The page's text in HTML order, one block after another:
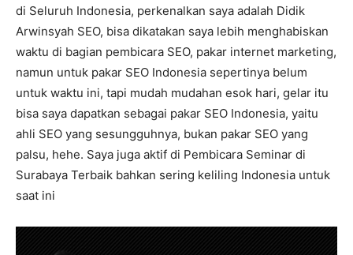
di Seluruh Indonesia, perkenalkan saya adalah Didik
Arwinsyah SEO, bisa dikatakan saya lebih menghabiskan
waktu di bagian pembicara SEO, pakar internet marketing,
namun untuk pakar SEO Indonesia sepertinya belum
untuk waktu ini, tapi mudah mudahan esok hari, gelar itu
bisa saya dapatkan sebagai pakar SEO Indonesia, yaitu
ahli SEO yang sesungguhnya, bukan pakar SEO yang
palsu, hehe. Saya juga aktif di Pembicara Seminar di
Surabaya Terbaik bahkan sering keliling Indonesia untuk
saat ini